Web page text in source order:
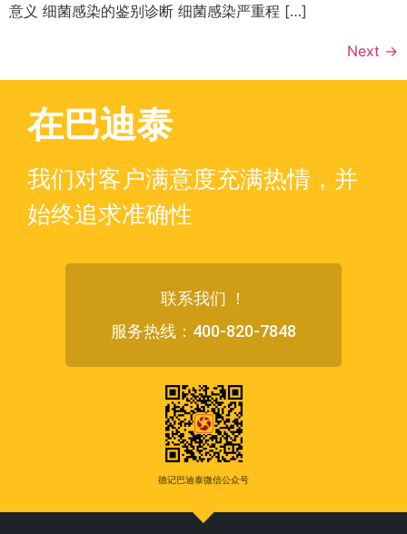
意义 细菌感染的鉴别诊断 细菌感染严重程 […]
Next →
在巴迪泰
我们对客户满意度充满热情，并
始终追求准确性
联系我们 ！
服务热线：400-820-7848
德记巴迪泰微信公众号